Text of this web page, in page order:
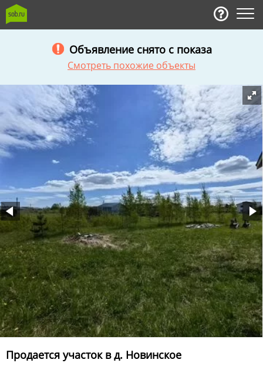
Объявление снято с показа
Смотреть похожие объекты
Продается участок в д. Новинское